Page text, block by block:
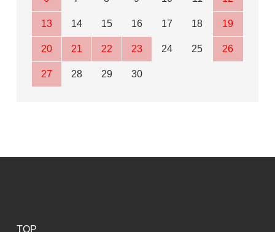
13 14 15 16 17 18 19
20 21 22 23 24 25 26
27 28 29 30
TOP